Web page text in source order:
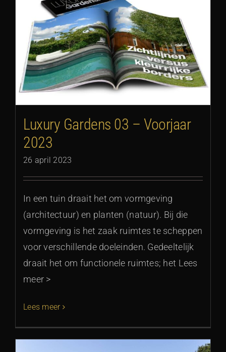
Luxury Gardens 03 – Voorjaar
2023
26 april 2023
In een tuin draait het om vormgeving
(architectuur) en planten (natuur). Bij die
vormgeving is het zaak ruimtes te scheppen
voor verschillende doeleinden. Gedeeltelijk
draait het om functionele ruimtes; het Lees
meer >
Lees meer